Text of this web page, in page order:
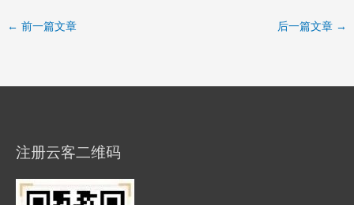
← 前一篇文章 后一篇文章 →
注册云客二维码